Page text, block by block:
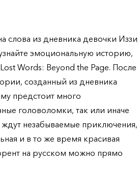
слова из дневника девочки
эмоциональную историю,
Words: Beyond the Page. После
созданный из дневника
предстоит много
головоломки, так или иначе
ждут незабываемые приключения,
и в то же время красивая
на русском можно прямо